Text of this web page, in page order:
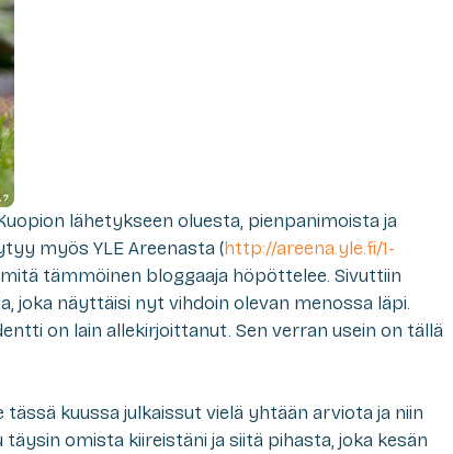
lähetykseen oluesta, pienpanimoista ja
myös YLE Areenasta (http://areena.yle.fi/1-
tämmöinen bloggaaja höpöttelee. Sivuttiin
joka näyttäisi nyt vihdoin olevan menossa läpi.
on lain allekirjoittanut. Sen verran usein on tällä
kuussa julkaissut vielä yhtään arviota ja niin
täysin omista kiireistäni ja siitä pihasta, joka kesän